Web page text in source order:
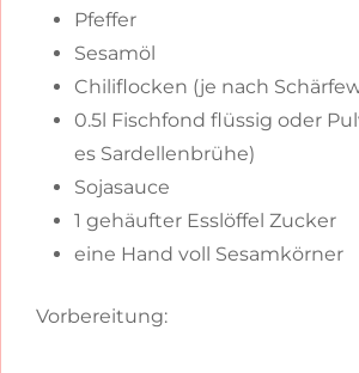
Pfeffer
Sesamöl
Chiliflocken (je nach
0.5l Fischfond flüssig oder
es Sardellenbrühe)
Sojasauce
1 gehäufter Esslöffel Zucker
eine Hand voll Sesamkörner
Vorbereitung: